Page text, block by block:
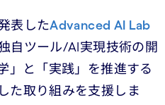
表したAdvanced AI Lab
自ツール/AI実現技術の開
」と「実践」を推進する
た取り組みを支援しま